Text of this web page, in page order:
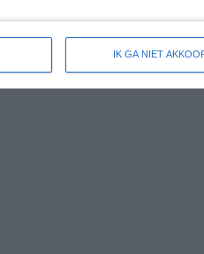
IK GA NIET
voor Futani